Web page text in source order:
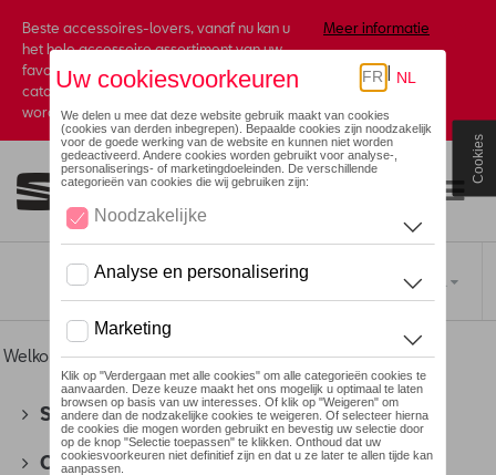
Beste accessoires-lovers, vanaf nu kan u
het hele accessoire assortiment van uw
favoriete merk terugvinden in de online
catalogus. Deze kunnen steeds besteld
worden via uw dealer.
Meer informatie
Toggle navigation
Welkom >Voor u >Heritage Collectie > Accessoires
SEAT(178)
CUPRA(201)
Cookies